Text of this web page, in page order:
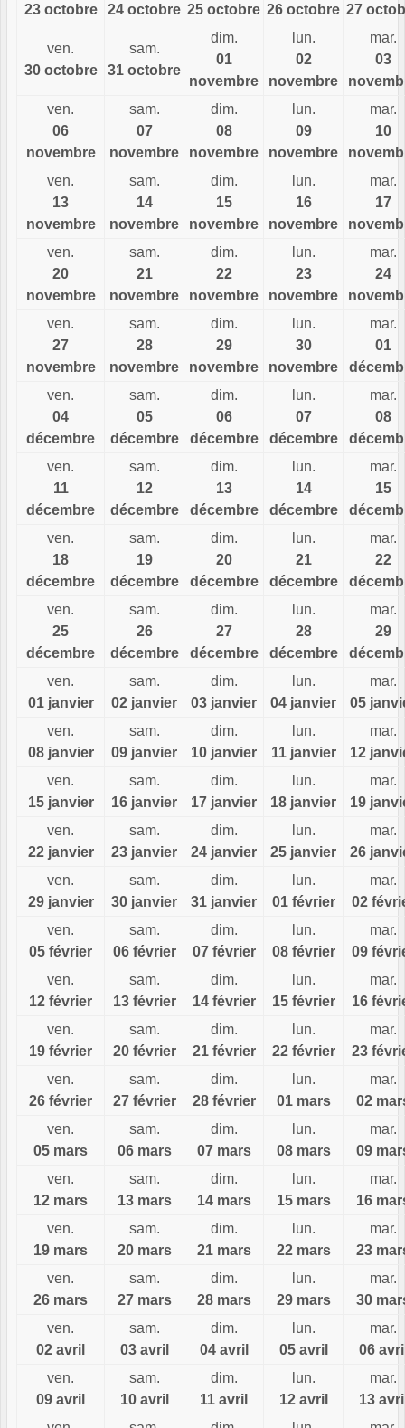
23 octobre
24 octobre 25 octobre 26 octobre 27
ven.
30 octobre
sam.
31 octobre
dim.
01
novembre
lun.
02
novembre
mar.
03
ven.
06
novembre
sam.
07
novembre
dim.
08
novembre
lun.
09
novembre
mar.
10
ven.
13
novembre
sam.
14
novembre
dim.
15
novembre
lun.
16
novembre
mar.
17
ven.
20
novembre
sam.
21
novembre
dim.
22
novembre
lun.
23
novembre
mar.
24
ven.
27
novembre
sam.
28
novembre
dim.
29
novembre
lun.
30
novembre
mar.
01
ven.
04
décembre
sam.
05
décembre
dim.
06
décembre
lun.
07
décembre
mar.
08
ven.
11
décembre
sam.
12
décembre
dim.
13
décembre
lun.
14
décembre
mar.
15
ven.
18
décembre
sam.
19
décembre
dim.
20
décembre
lun.
21
décembre
mar.
22
ven.
25
décembre
sam.
26
décembre
dim.
27
décembre
lun.
28
décembre
mar.
29
ven.
01 janvier
sam.
02 janvier
dim.
03 janvier
lun.
04 janvier
mar.
05
ven.
08 janvier
sam.
09 janvier
dim.
10 janvier
lun.
11 janvier
mar.
12
ven.
15 janvier
sam.
16 janvier
dim.
17 janvier
lun.
18 janvier
mar.
19
ven.
22 janvier
sam.
23 janvier
dim.
24 janvier
lun.
25 janvier
mar.
26
ven.
29 janvier
sam.
30 janvier
dim.
31 janvier
lun.
01 février
mar.
02
ven.
05 février
sam.
06 février
dim.
07 février
lun.
08 février
mar.
09
ven.
12 février
sam.
13 février
dim.
14 février
lun.
15 février
mar.
16
ven.
19 février
sam.
20 février
dim.
21 février
lun.
22 février
mar.
23
ven.
26 février
sam.
27 février
dim.
28 février
lun.
01 mars
mar.
02
ven.
05 mars
sam.
06 mars
dim.
07 mars
lun.
08 mars
mar.
09
ven.
12 mars
sam.
13 mars
dim.
14 mars
lun.
15 mars
mar.
16
ven.
19 mars
sam.
20 mars
dim.
21 mars
lun.
22 mars
mar.
23
ven.
26 mars
sam.
27 mars
dim.
28 mars
lun.
29 mars
mar.
30
ven.
02 avril
sam.
03 avril
dim.
04 avril
lun.
05 avril
mar.
06
ven.
09 avril
sam.
10 avril
dim.
11 avril
lun.
12 avril
mar.
13